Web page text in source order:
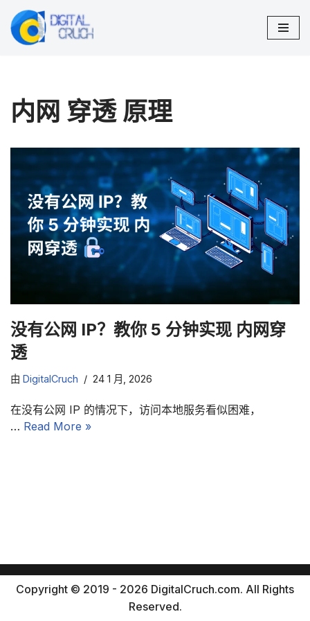
跳
内网 穿透 原理
没有公网 IP？教你 5 分钟实现 内网穿
透
由 DigitalCruch 24 1 月, 2026
在没有公网 IP 的情况下，访问本地服务看似困难，
… Read More »
Copyright © 2019 - 2026 DigitalCruch.com. All Rights
Reserved.